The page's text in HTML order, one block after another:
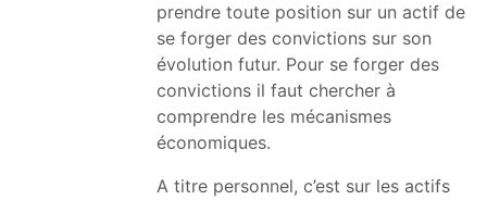
prendre toute position sur un actif de
se forger des convictions sur son
évolution futur. Pour se forger des
convictions il faut chercher à
comprendre les mécanismes
économiques.
A titre personnel, c’est sur les actifs